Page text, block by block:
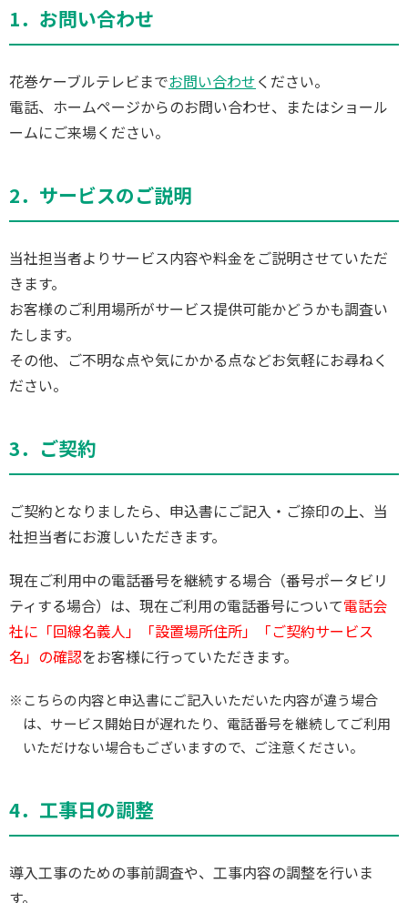
1．お問い合わせ
花巻ケーブルテレビまでお問い合わせください。
電話、ホームページからのお問い合わせ、またはショール
ームにご来場ください。
2．サービスのご説明
当社担当者よりサービス内容や料金をご説明させていただ
きます。
お客様のご利用場所がサービス提供可能かどうかも調査い
たします。
その他、ご不明な点や気にかかる点などお気軽にお尋ねく
ださい。
3．ご契約
ご契約となりましたら、申込書にご記入・ご捺印の上、当
社担当者にお渡しいただきます。
現在ご利用中の電話番号を継続する場合（番号ポータビリ
ティする場合）は、現在ご利用の電話番号について電話会
社に「回線名義人」「設置場所住所」「ご契約サービス
名」の確認をお客様に行っていただきます。
※こちらの内容と申込書にご記入いただいた内容が違う場合
は、サービス開始日が遅れたり、電話番号を継続してご利用
いただけない場合もございますので、ご注意ください。
4．工事日の調整
導入工事のための事前調査や、工事内容の調整を行いま
す。